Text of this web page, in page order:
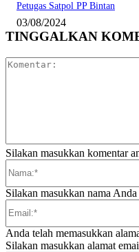
Petugas Satpol PP Bintan
03/08/2024
TINGGALKAN
Silakan masukkan komentar
Silakan masukkan nama
Anda telah memasukkan
Silakan masukkan alamat